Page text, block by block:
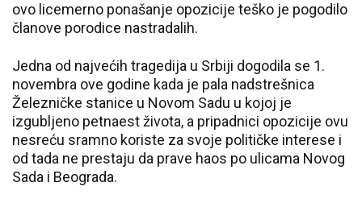
ovo licemerno ponašanje opozicije teško je pogodilo
članove porodice nastradalih.
Jedna od najvećih tragedija u Srbiji dogodila se 1.
novembra ove godine kada je pala nadstrešnica
Železničke stanice u Novom Sadu u kojoj je
izgubljeno petnaest života, a pripadnici opozicije ovu
nesreću sramno koriste za svoje političke interese i
od tada ne prestaju da prave haos po ulicama Novog
Sada i Beograda.